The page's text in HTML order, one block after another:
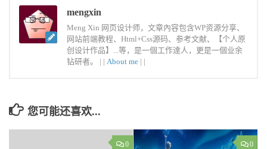
mengxin
Meng Xin 网页设计师，文章內容包含WP资源分享、
网站前端教程、Html+Css源码、参考文献、【个人原
创设计作品】...等，是一個工作達人，更是一個业余
钻研者。 | | About me | |
您可能还喜欢...
0 0